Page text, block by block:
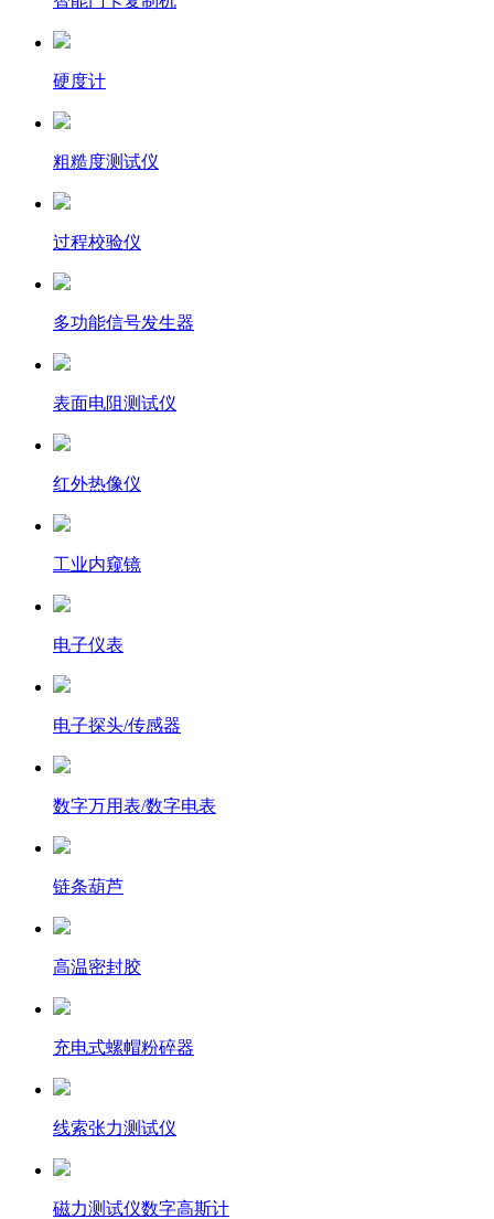
硬度计
粗糙度测试仪
过程校验仪
多功能信号发生器
表面电阻测试仪
红外热像仪
工业内窥镜
电子仪表
电子探头/传感器
数字万用表/数字电表
链条葫芦
高温密封胶
充电式螺帽粉碎器
线索张力测试仪
磁力测试仪数字高斯计